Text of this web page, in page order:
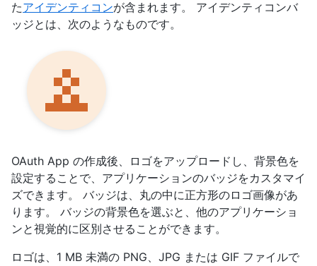
たアイデンティコンが含まれます。 アイデンティコンバ
ッジとは、次のようなものです。
OAuth App の作成後、ロゴをアップロードし、背景色を
設定することで、アプリケーションのバッジをカスタマイ
ズできます。 バッジは、丸の中に正方形のロゴ画像があ
ります。 バッジの背景色を選ぶと、他のアプリケーショ
ンと視覚的に区別させることができます。
ロゴは、1 MB 未満の PNG、JPG または GIF ファイルで